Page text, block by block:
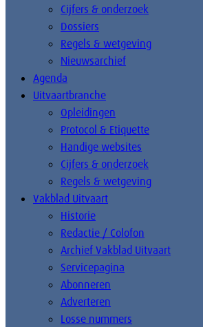
Cijfers & onderzoek
Dossiers
Regels & wetgeving
Nieuwsarchief
Agenda
Uitvaartbranche
Opleidingen
Protocol & Etiquette
Handige websites
Cijfers & onderzoek
Regels & wetgeving
Vakblad Uitvaart
Historie
Redactie / Colofon
Archief Vakblad Uitvaart
Servicepagina
Abonneren
Adverteren
Losse nummers